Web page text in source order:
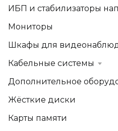
ИБП и стабилизаторы
Мониторы
Шкафы для
Кабельные системы
Дополнительное
Жёсткие диски
Карты памяти